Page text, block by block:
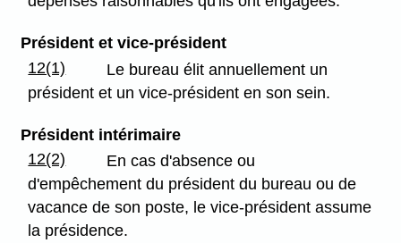
Président et vice-président
12(1)
Le bureau élit annuellement un
président et un vice-président en son sein.
Président intérimaire
12(2)
En cas d'absence ou
d'empêchement du président du bureau ou de
vacance de son poste, le vice-président assume
la présidence.